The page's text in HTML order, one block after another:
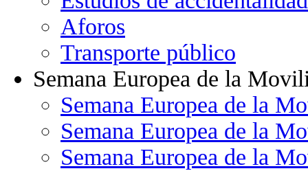
Aforos
Transporte público
Semana Europea de la
Semana Europea de la
Semana Europea de la
Semana Europea de la